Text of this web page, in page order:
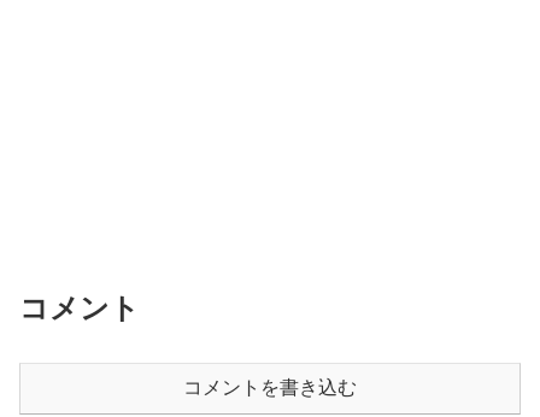
コメント
コメントを書き込む